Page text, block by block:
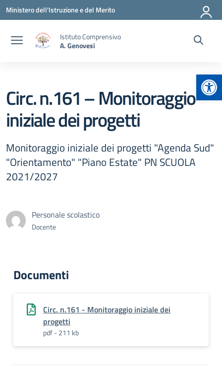
Vai ai contenuti
Vai al menu di navigazione
Vai al footer
Ministero dell'Istruzione e del Merito
Istituto Comprensivo
A. Genovesi
Circ. n.161 – Monitoraggio
iniziale dei progetti
Monitoraggio iniziale dei progetti "Agenda Sud"
"Orientamento" "Piano Estate" PN SCUOLA
2021/2027
Personale scolastico
Docente
Documenti
Circ. n.161 - Monitoraggio iniziale dei
progetti
pdf - 211 kb